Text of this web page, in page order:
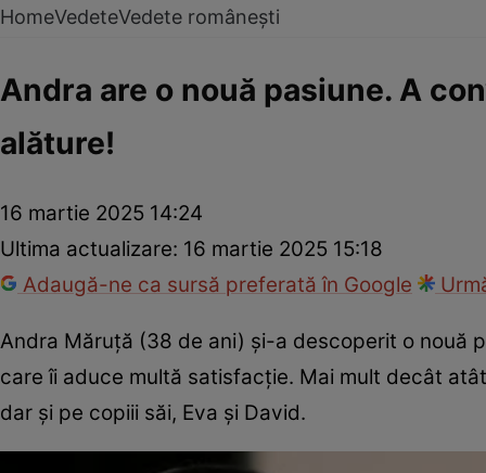
HomeVedeteVedete românești
Andra are o nouă pasiune. A
alăture!
16 martie 2025 14:24
Ultima actualizare: 16 martie 2025 15:18
Adaugă-ne ca sursă preferată în Google
Andra Măruță (38 de ani) și-a descoperit o nouă
care îi aduce multă satisfacție. Mai mult decât
dar și pe copiii săi, Eva și David.